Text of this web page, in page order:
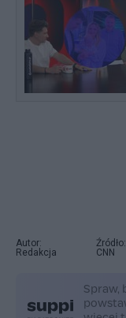
Autor:
Redakcja
Źródło:
CNN